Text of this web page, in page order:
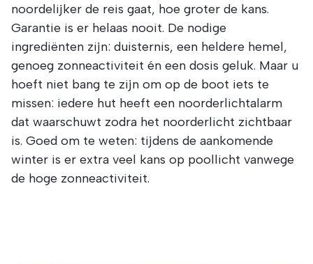
noordelijker de reis gaat, hoe groter de kans.
Garantie is er helaas nooit. De nodige
ingrediënten zijn: duisternis, een heldere hemel,
genoeg zonneactiviteit én een dosis geluk. Maar u
hoeft niet bang te zijn om op de boot iets te
missen: iedere hut heeft een noorderlichtalarm
dat waarschuwt zodra het noorderlicht zichtbaar
is. Goed om te weten: tijdens de aankomende
winter is er extra veel kans op poollicht vanwege
de hoge zonneactiviteit.